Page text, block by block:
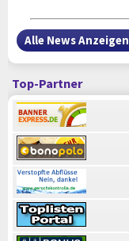
Alle News Anzeigen
Top-Partner